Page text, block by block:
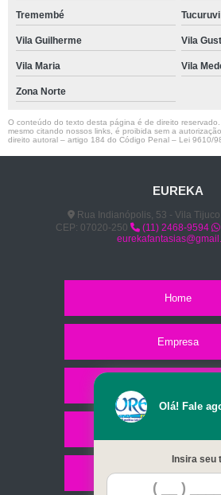
Tremembé Tucuruvi
Vila Guilherme Vila
Vila Maria Vila
Zona Norte
O conteúdo do texto desta página é de direito
mesmo citando nossos links, é proibida sem a
direito autoral – artigo 184 do Código Penal – Lei 9610/
EUREKA
Rua Indianópolis, 53 - Vila
CEP: 07020-250
(11) 2468-9594
Home
Empresa
Contato
Olá! Fale
Insira seu